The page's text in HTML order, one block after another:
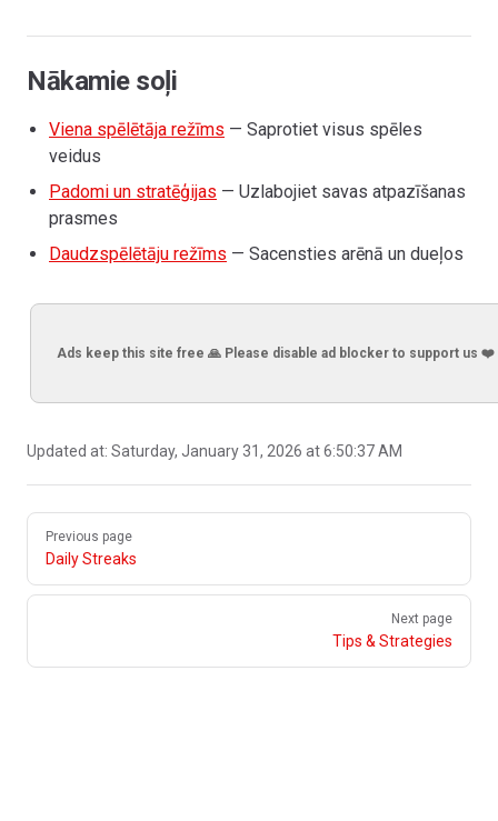
Nākamie soļi
Viena spēlētāja režīms — Saprotiet visus spēles
veidus
Padomi un stratēģijas — Uzlabojiet savas atpazīšanas
prasmes
Daudzspēlētāju režīms — Sacensties arēnā un dueļos
Ads keep this site free 🙏 Please disable ad blocker to support us ❤️
Updated at: Saturday, January 31, 2026 at 6:50:37 AM
Previous page
Daily Streaks
Next page
Tips & Strategies